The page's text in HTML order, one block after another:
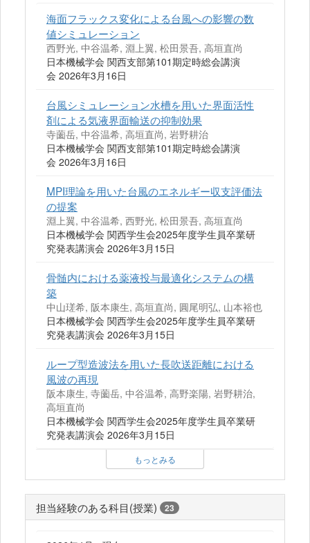
海面フラックス変化による台風への影響の数
値シミュレーション
西野光, 中谷温希, 淵上翼, 松田景吾, 高垣直尚
日本機械学会 関西支部第101期定時総会講演
会 2026年3月16日
台風シミュレーション水槽を用いた界面活性
剤による気液界面輸送の抑制効果
寺薗岳, 中谷温希, 高垣直尚, 岩野耕治
日本機械学会 関西支部第101期定時総会講演
会 2026年3月16日
MPI理論を用いた台風のエネルギー収支評価法
の提案
淵上翼, 中谷温希, 西野光, 松田景吾, 高垣直尚
日本機械学会 関西学生会2025年度学生員卒業研
究発表講演会 2026年3月15日
骨髄内における薬液投与最適化システムの構
築
中山瑳希, 阪本康生, 高垣直尚, 圓尾明弘, 山本裕也
日本機械学会 関西学生会2025年度学生員卒業研
究発表講演会 2026年3月15日
ループ型造波法を用いた長吹送距離における
風波の再現
阪本康生, 寺薗岳, 中谷温希, 高野楽陽, 岩野耕治,
高垣直尚
日本機械学会 関西学生会2025年度学生員卒業研
究発表講演会 2026年3月15日
もっとみる
担当経験のある科目(授業) 23